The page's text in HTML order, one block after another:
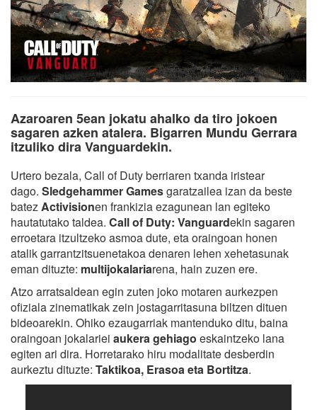
Azaroaren 5ean jokatu ahalko da tiro jokoen
sagaren azken atalera. Bigarren Mundu Gerrara
itzuliko dira Vanguardekin.
Urtero bezala, Call of Duty berriaren txanda iristear
dago. Sledgehammer Gamesgaratzailea izan da beste
batezActivisionen frankizia ezagunean lan egiteko
hautatutako taldea. Call of Duty: Vanguardekin sagaren
erroetara itzultzeko asmoa dute, eta oraingoan honen
atalik garrantzitsuenetakoa denaren lehen xehetasunak
eman dituzte: multijokalariarena, hain zuzen ere.
Atzo arratsaldean egin zuten joko motaren aurkezpen
ofiziala zinematikak zein jostagarritasuna biltzen dituen
bideoarekin. Ohiko ezaugarriak mantenduko ditu, baina
oraingoan jokalariei aukera gehiago eskaintzeko lana
egiten ari dira. Horretarako hiru modalitate desberdin
aurkeztu dituzte: Taktikoa, Erasoa eta Bortitza.